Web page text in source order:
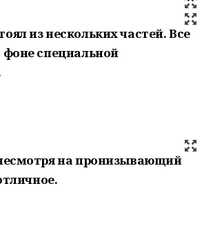
из нескольких частей. Все
специальной
на пронизывающий